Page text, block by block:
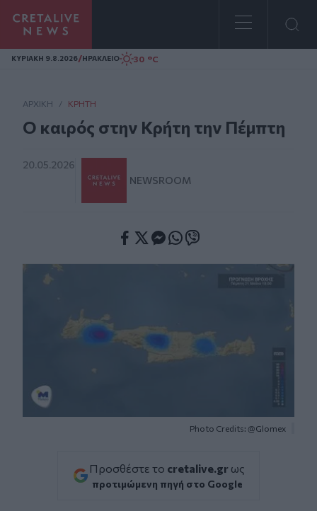
Homepage
ΚΥΡΙΑΚΗ 9.8.2026/ΗΡΑΚΛΕΙΟ 30 °C
ΑΡΧΙΚΗ / ΚΡΉΤΗ
Ο καιρός στην Κρήτη την Πέμπτη
20.05.2026
NEWSROOM
Photo Credits: @Glomex
Προσθέστε το cretalive.gr ως
προτιμώμενη πηγή στο Google